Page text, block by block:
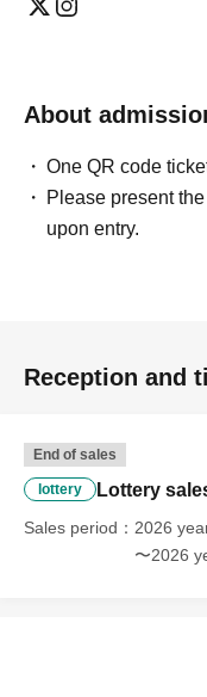
About
One QR code
Please present
upon entry.
Reception and
End of sales
lottery Lottery
Sales period
2026
〜2026